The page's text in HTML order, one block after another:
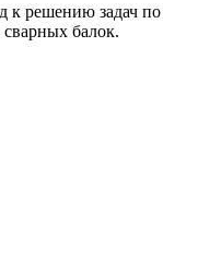
решению задач по
балок.